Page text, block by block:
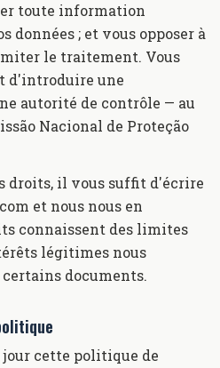
toute information
données ; et vous opposer à
le traitement. Vous
d'introduire une
autorité de contrôle — au
Nacional de Proteção
droits, il vous suffit d'écrire
et nous nous en
connaissent des limites
légitimes nous
documents.
jour cette politique de